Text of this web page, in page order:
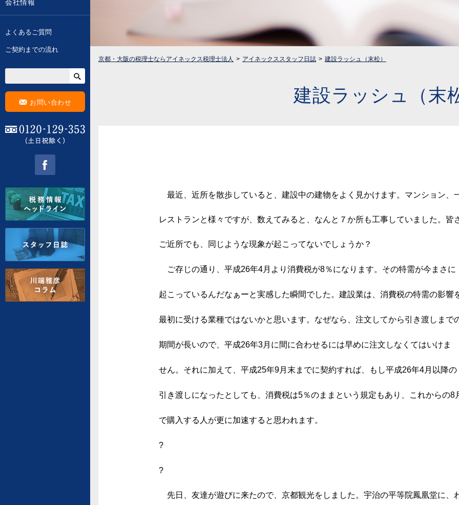
会社情報
よくあるご質問
ご契約までの流れ
F お問い合わせ
京都・大阪の税理士ならアイネックス税理士法人 アイネックススタッフ日誌 建設ラッシュ（末松）
建設ラッシュ（末
最近、近所を散歩していると、建設中の建物をよく見かけます。マンション、
レストランと様々ですが、数えてみると、なんと７か所も工事していました。皆
ご近所でも、同じような現象が起こってないでしょうか？
ご存じの通り、平成26年4月より消費税が8％になります。その特需が今まさに
起こっているんだなぁーと実感した瞬間でした。建設業は、消費税の特需の影響
最初に受ける業種ではないかと思います。なぜなら、注文してから引き渡しまで
期間が長いので、平成26年3月に間に合わせるには早めに注文しなくてはいけま
せん。それに加えて、平成25年9月末までに契約すれば、もし平成26年4月以降の
引き渡しになったとしても、消費税は5％のままという規定もあり、これからの8
で購入する人が更に加速すると思われます。
?
?
先日、友達が遊びに来たので、京都観光をしました。宇治の平等院鳳凰堂に、